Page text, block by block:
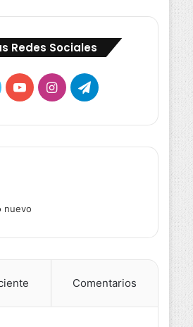
Redes Sociales
TwitterYouTubeInstagramTelegram
nuevo
Comentarios